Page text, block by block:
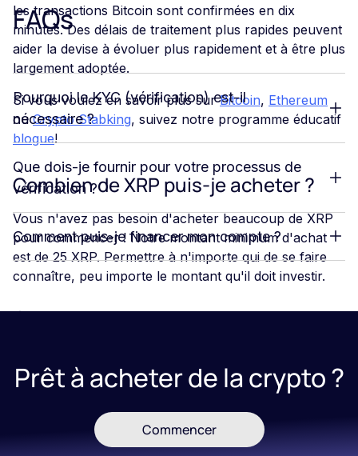
les transactions Bitcoin sont confirmées en dix
minutes. Des délais de traitement plus rapides peuvent
aider la devise à évoluer plus rapidement et à être plus
largement adoptée.
Si vous voulez en savoir plus surBitcoin, Ethereum
ouCrypto Stabking, suivez notre programme éducatif
blogue!
Combien de XRP puis-je acheter ?
Vous n'avez pas besoin d'acheter beaucoup de XRP
pour commencer ! Notre montant minimum d'achat
est de 25 XRP. Permettre à n'importe qui de se faire
connaître, peu importe le montant qu'il doit investir.
J'aimebitcoinset d'autres crypto-monnaies, le XRP a
créé des millionnaires du jour au lendemain, mais il a
également fait perdre aux gens leur richesse. L'achat
de XRP est toujours considéré comme un
FAQs
Pourquoi le KYC (vérification) est-il
nécessaire ?
Que dois-je fournir pour votre processus de
vérification ?
Comment puis-je financer mon compte ?
Prêt à acheter de la crypto ?
Commencer